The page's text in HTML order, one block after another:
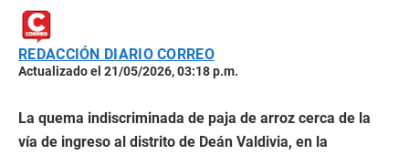
REDACCIÓN DIARIO CORREO
Actualizado el 21/05/2026, 03:18 p.m.
La quema indiscriminada de paja de arroz cerca de la
vía de ingreso al distrito de Deán Valdivia, en la